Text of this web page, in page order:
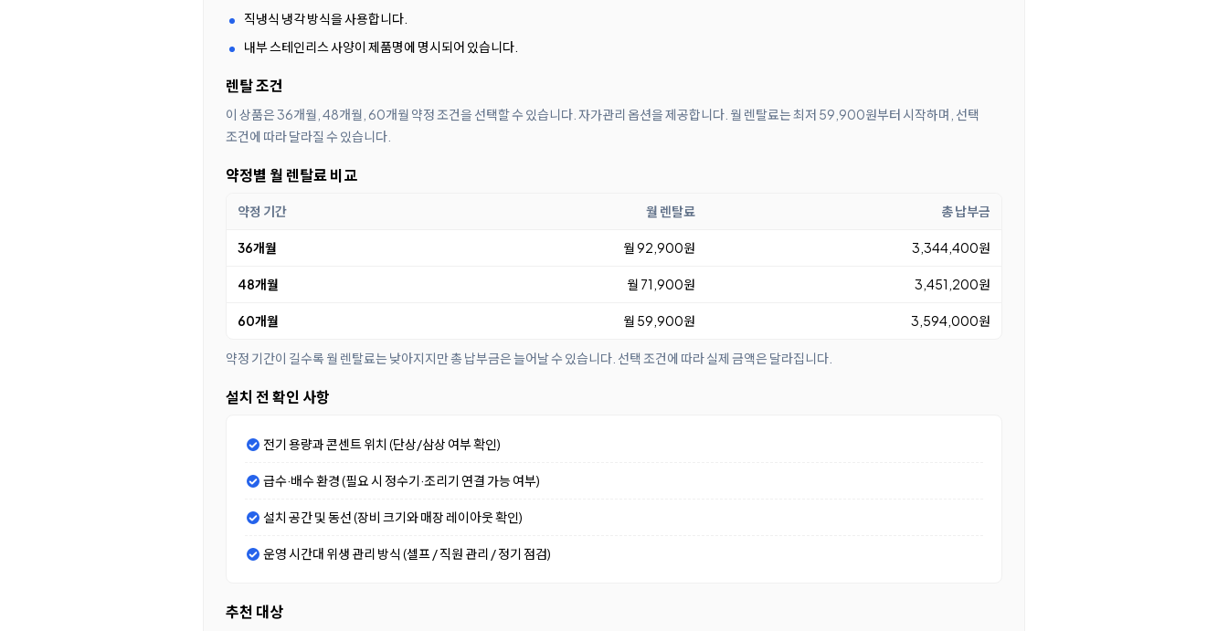
직냉식 냉각 방식을 사용합니다.
내부 스테인리스 사양이 제품명에 명시되어 있습니다.
렌탈 조건
이 상품은 36개월, 48개월, 60개월 약정 조건을 선택할 수 있습니다. 자가관리 옵션을 제공합니다. 월 렌탈료는 최저 59,900원부터 시작하며, 선택
조건에 따라 달라질 수 있습니다.
약정별 월 렌탈료 비교
약정 기간 월 렌탈료 총 납부금
36개월 월 92,900원 3,344,400원
48개월 월 71,900원 3,451,200원
60개월 월 59,900원 3,594,000원
약정 기간이 길수록 월 렌탈료는 낮아지지만 총 납부금은 늘어날 수 있습니다. 선택 조건에 따라 실제 금액은 달라집니다.
설치 전 확인 사항
전기 용량과 콘센트 위치 (단상/삼상 여부 확인)
급수·배수 환경 (필요 시 정수기·조리기 연결 가능 여부)
설치 공간 및 동선 (장비 크기와 매장 레이아웃 확인)
운영 시간대 위생 관리 방식 (셀프 / 직원 관리 / 정기 점검)
추천 대상